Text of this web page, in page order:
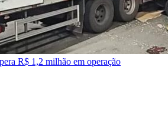
R$ 1,2 milhão em operação